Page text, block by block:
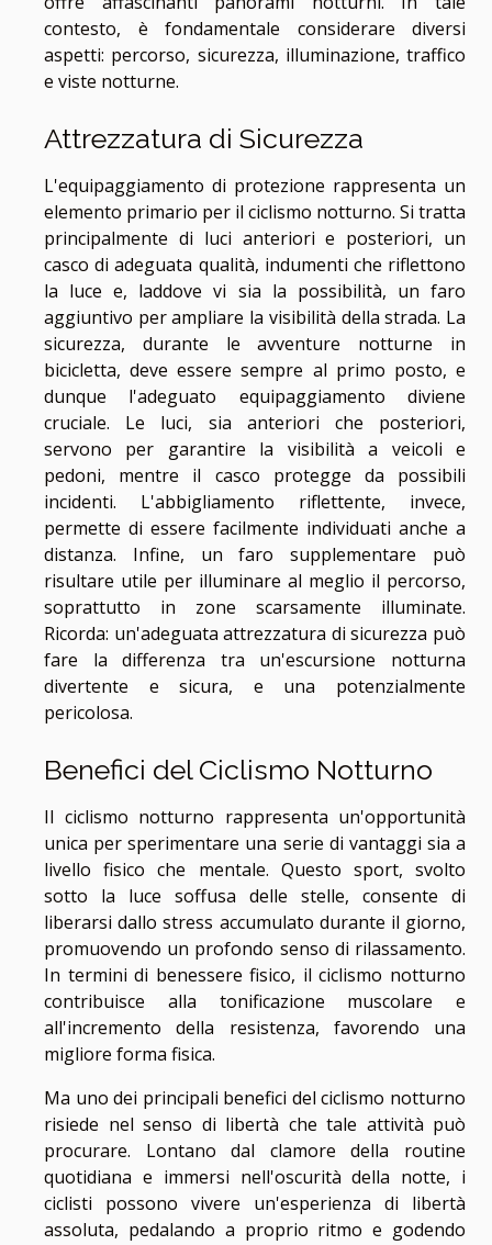
contesto, è fondamentale considerare diversi
aspetti: percorso, sicurezza, illuminazione, traffico
e viste notturne.
Attrezzatura di Sicurezza
L'equipaggiamento di protezione rappresenta un
elemento primario per il ciclismo notturno. Si tratta
principalmente di luci anteriori e posteriori, un
casco di adeguata qualità, indumenti che riflettono
la luce e, laddove vi sia la possibilità, un faro
aggiuntivo per ampliare la visibilità della strada. La
sicurezza, durante le avventure notturne in
bicicletta, deve essere sempre al primo posto, e
dunque l'adeguato equipaggiamento diviene
cruciale. Le luci, sia anteriori che posteriori,
servono per garantire la visibilità a veicoli e
pedoni, mentre il casco protegge da possibili
incidenti. L'abbigliamento riflettente, invece,
permette di essere facilmente individuati anche a
distanza. Infine, un faro supplementare può
risultare utile per illuminare al meglio il percorso,
soprattutto in zone scarsamente illuminate.
Ricorda: un'adeguata attrezzatura di sicurezza può
fare la differenza tra un'escursione notturna
divertente e sicura, e una potenzialmente
pericolosa.
Benefici del Ciclismo Notturno
Il ciclismo notturno rappresenta un'opportunità
unica per sperimentare una serie di vantaggi sia a
livello fisico che mentale. Questo sport, svolto
sotto la luce soffusa delle stelle, consente di
liberarsi dallo stress accumulato durante il giorno,
promuovendo un profondo senso di rilassamento.
In termini di benessere fisico, il ciclismo notturno
contribuisce alla tonificazione muscolare e
all'incremento della resistenza, favorendo una
migliore forma fisica.
Ma uno dei principali benefici del ciclismo notturno
risiede nel senso di libertà che tale attività può
procurare. Lontano dal clamore della routine
quotidiana e immersi nell'oscurità della notte, i
ciclisti possono vivere un'esperienza di libertà
assoluta, pedalando a proprio ritmo e godendo